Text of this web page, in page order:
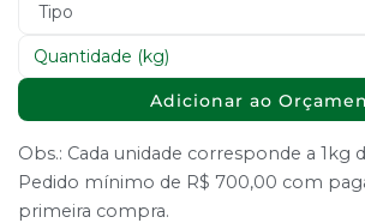
Adicionar ao
Obs.: Cada unidade corresponde a 1kg
Pedido mínimo de R$ 700,00 com
primeira compra.